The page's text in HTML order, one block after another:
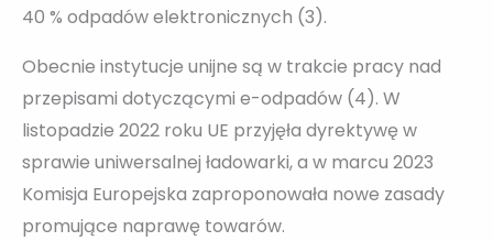
40 % odpadów elektronicznych (3).
Obecnie instytucje unijne są w trakcie pracy nad
przepisami dotyczącymi e-odpadów (4). W
listopadzie 2022 roku UE przyjęła dyrektywę w
sprawie uniwersalnej ładowarki, a w marcu 2023
Komisja Europejska zaproponowała nowe zasady
promujące naprawę towarów.